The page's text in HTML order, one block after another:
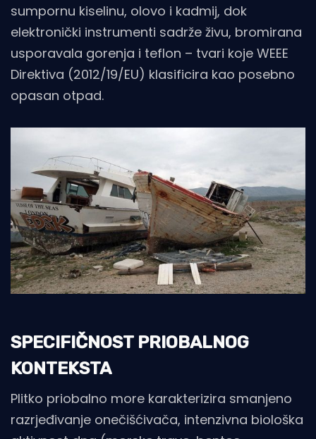
sumpornu kiselinu, olovo i kadmij, dok
elektronički instrumenti sadrže živu, bromirana
usporavala gorenja i teflon – tvari koje WEEE
Direktiva (2012/19/EU) klasificira kao posebno
opasan otpad.
SPECIFIČNOST PRIOBALNOG
KONTEKSTA
Plitko priobalno more karakterizira smanjeno
razrjeđivanje onečišćivača, intenzivna biološka